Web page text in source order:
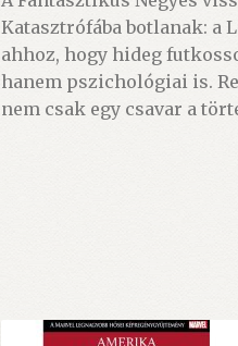
Katasztrófába botlanak: a
ahhoz, hogy hideg
hanem pszichológiai is.
nem csak egy csavar a